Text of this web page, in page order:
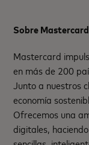
Sobre Mastercard
Mastercard
en más de 200
Junto a nuestros
economía
Ofrecemos una
digitales,